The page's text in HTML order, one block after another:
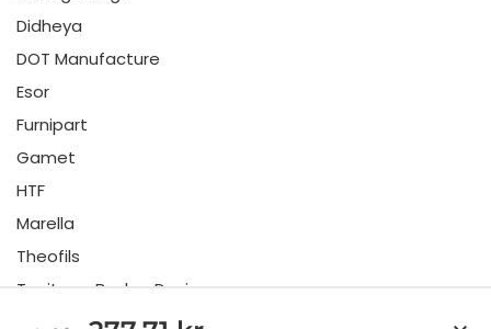
Didheya
DOT Manufacture
Esor
Furnipart
Gamet
HTF
Marella
Theofils
Toniton x Beslag Design
Twentytwo